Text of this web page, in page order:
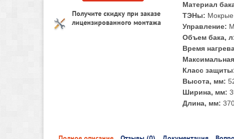
Получите скидку при заказе
лицензированного монтажа
Материал
ТЭНы: Мокрые
Управление:
Объем бака,
Время
Класс
Высота, мм:
Ширина, мм:
Длина, мм: